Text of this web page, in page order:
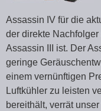
Assassin IV für die
der direkte
Assassin III ist. Der
geringe
einem vernünftigen
Luftkühler zu leisten
bereithält, verrät